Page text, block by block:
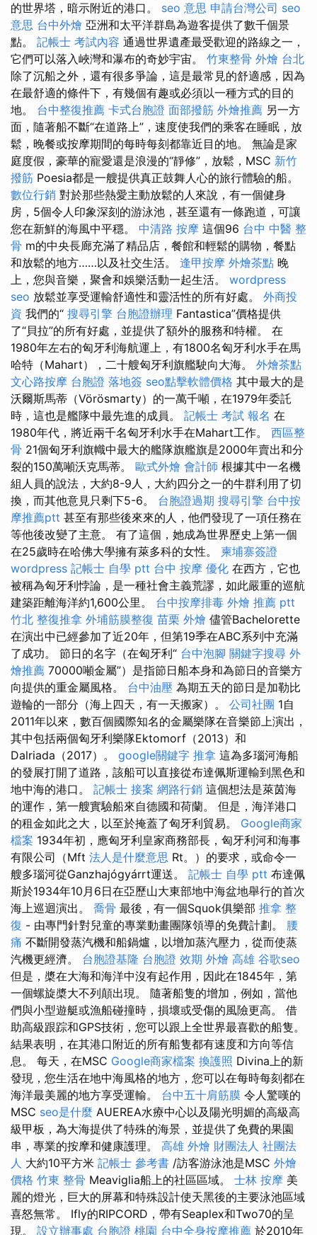
的世界塔，暗示附近的港口。 seo 意思 申請台灣公司 seo
意思 台中外燴 亞洲和太平洋群島為遊客提供了數千個景
點。 記帳士 考試內容 通過世界遺產最受歡迎的路線之一，
它們可以落入峽灣和瀑布的奇妙宇宙。 竹東整骨 外燴 台北
除了沉船之外，還有很多爭論，這是最常見的舒適感，因為
在最舒適的條件下，有幾個有趣或必須以一種方式的目的
地。 台中整復推薦 卡式台胞證 面部撥筋 外燴推薦 另一方
面，隨著船不斷“在道路上”，速度使我們的乘客在睡眠，放
鬆，晚餐或按摩期間的每時每刻都靠近目的地。 無論是家
庭度假，豪華的寵愛還是浪漫的“靜修”，放鬆，MSC 新竹
撥筋 Poesia都是一艘提供真正鼓舞人心的旅行體驗的船。
數位行銷 對於那些熱愛主動放鬆的人來說，有一個健身
房，5個令人印象深刻的游泳池，甚至還有一條跑道，可讓
您在新鮮的海風中平穩。 中清路 按摩 這個96 台中 中醫 整
骨 m的中央長廊充滿了精品店，餐館和輕鬆的購物，餐點
和放鬆的地方……以及社交生活。 逢甲按摩 外燴茶點 晚
上，您與音樂，聚會和娛樂活動一起生活。 wordpress
seo 放鬆並享受運輸舒適性和靈活性的所有好處。 外商投
資 我們的“ 搜尋引擎 台胞證辦理 Fantastica”價格提供
了“貝拉”的所有好處，並提供了額外的服務和特權。 在
1980年左右的匈牙利海航運上，有1800名匈牙利水手在馬
哈特（Mahart），二十艘匈牙利旗艦駛向大海。 外燴茶點
文心路按摩 台胞證 落地簽 seo點擊軟體價格 其中最大的是
沃爾斯馬蒂（Vörösmarty）的一萬千噸，在1979年委託
時，這也是艦隊中最先進的成員。 記帳士 考試 報名 在
1980年代，將近兩千名匈牙利水手在Mahart工作。 西區整
骨 21個匈牙利旗幟中最大的艦隊旗艦旗是2000年賣出和分
裂的150萬噸沃克馬蒂。 歐式外燴 會計師 根據其中一名機
組人員的說法，大約8-9人，大約四分之一的牛群利用了切
換，而其他意見只剩下5-6。 台胞證過期 搜尋引擎 台中按
摩推薦ptt 甚至有那些後來來的人，他們發現了一項任務在
等他後改變了主意。 有了這個，她成為世界歷史上第一個
在25歲時在哈佛大學擁有萊多科的女性。 柬埔寨簽證
wordpress 記帳士 自學 ptt 台中 按摩 優化 在西方，它也
被稱為匈牙利悖論，是一種社會主義荒謬，如此嚴重的巡航
建築距離海洋約1,600公里。 台中按摩排毒 外燴 推薦 ptt
竹北 整復推拿 外埔筋膜整復 苗栗 外燴 儘管Bachelorette
在演出中已經參加了近20年，但第19季在ABC系列中充滿
了成功。 節日的名字（在匈牙利“ 台中泡腳 關鍵字搜尋 外
燴推薦 70000噸金屬”）是指節日船本身和為節日的音樂方
向提供的重金屬風格。 台中油壓 為期五天的節日是加勒比
遊輪的一部分（海上四天，有一天搬家）。 公司社團 1自
2011年以來，數百個國際知名的金屬樂隊在音樂節上演出，
其中包括兩個匈牙利樂隊Ektomorf（2013）和
Dalriada（2017）。 google關鍵字 推拿 這為多瑙河海船
的發展打開了道路，該船可以直接從布達佩斯運輸到黑色和
地中海的港口。 記帳士 接案 網路行銷 這個想法是萊茵海
的運作，第一艘實驗船來自德國和荷蘭。 但是，海洋港口
的租金如此之大，以至於掩蓋了匈牙利貿易。 Google商家
檔案 1934年初，應匈牙利皇家商務部長，匈牙利河和海事
有限公司（Mft 法人是什麼意思 Rt。）的要求，或命令一
艘多瑙河從Ganzhajógyárrt運送。 記帳士 自學 ptt 布達佩
斯於1934年10月6日在亞歷山大東部地中海盆地舉行的首次
海上巡迴演出。 喬骨 最後，有一個Squok俱樂部 推拿 整
復 - 由專門針對兒童的專業動畫團隊領導的免費計劃。 腰
痛 不斷開發蒸汽機和船鍋爐，以增加蒸汽壓力，從而使蒸
汽機更經濟。 台胞證基隆 台胞證 效期 外燴 高雄 谷歌seo
但是，槳在大海和海洋中沒有起作用，因此在1845年，第
一個螺旋槳大不列顛出現。 隨著船隻的增加，例如，當他
們與小型遊艇或漁船碰撞時，損壞或受傷的風險更高。 借
助高級跟踪和GPS技術，您可以跟上全世界最喜歡的船隻。
結果表明，在其港口附近的所有船隻都有速度和方向等信
息。 每天，在MSC Google商家檔案 換護照 Divina上的新
發現，您生活在地中海風格的地方，您可以在每時每刻都在
海洋最美麗的地方享受運輸。 台中五十肩筋膜 令人驚嘆的
MSC seo是什麼 AUEREA水療中心以及陽光明媚的高級高
級甲板，為大海提供了特殊的海景，並提供了免費的果園
串，專業的按摩和健康護理。 高雄 外燴 財團法人 社團法
人 大約10平方米 記帳士 參考書 /訪客游泳池是MSC 外燴
價格 竹東 整骨 Meaviglia船上的社區區域。 士林 按摩 美
麗的燈光，巨大的屏幕和特殊設計使天黑後的主要泳池區域
喜怒無常。 Ifly的RIPCORD，帶有Seaplex和Two70的呈
現。 設立辦事處 台胞證 桃園 台中全身按摩推薦 於2010年